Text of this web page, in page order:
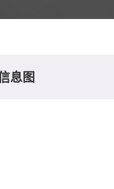
息图